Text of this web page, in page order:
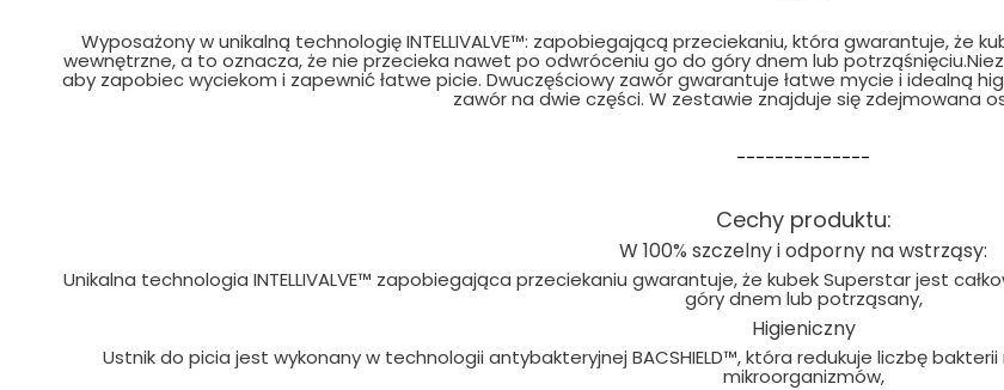
Wyposażony w unikalną technologię INTELLIVALVE™: zapobiegającą przeciekaniu, która gwarantuje, że
wewnętrzne, a to oznacza, że nie przecieka nawet po odwróceniu go do góry dnem lub
aby zapobiec wyciekom i zapewnić łatwe picie. Dwuczęściowy zawór gwarantuje łatwe mycie i idealną
zawór na dwie części. W zestawie znajduje się zdejmowana
--------------
Cechy produktu:
W 100% szczelny i odporny na wstrząsy:
Unikalna technologia INTELLIVALVE™ zapobiegająca przeciekaniu gwarantuje, że kubek Superstar jest
góry dnem lub potrząsany,
Higieniczny
Ustnik do picia jest wykonany w technologii antybakteryjnej BACSHIELD™, która redukuje liczbę
mikroorganizmów,